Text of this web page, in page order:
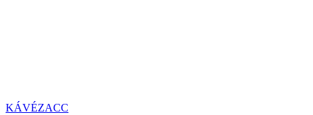
KÁVÉZACC